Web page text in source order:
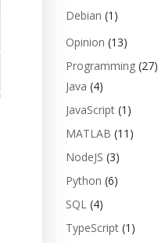
Debian (1)
Opinion (13)
Programming(27)
Java (4)
JavaScript(1)
MATLAB (11)
NodeJS (3)
Python (6)
SQL (4)
TypeScript(1)